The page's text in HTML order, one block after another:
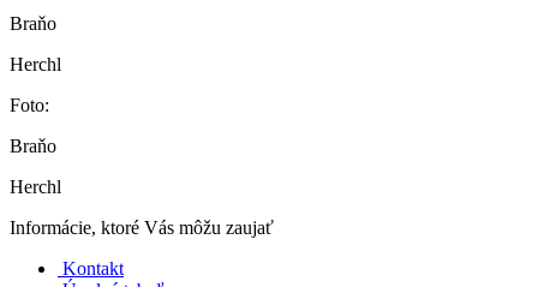
Braňo
Herchl
Foto:
Braňo
Herchl
Informácie, ktoré Vás môžu zaujať
Kontakt